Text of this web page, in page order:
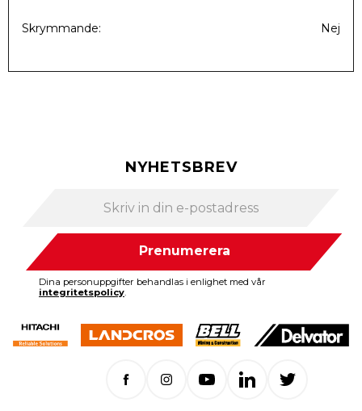
Skrymmande Nej
NYHETSBREV
Prenumerera
Dina personuppgifter behandlas i enlighet med vår
integritetspolicy.